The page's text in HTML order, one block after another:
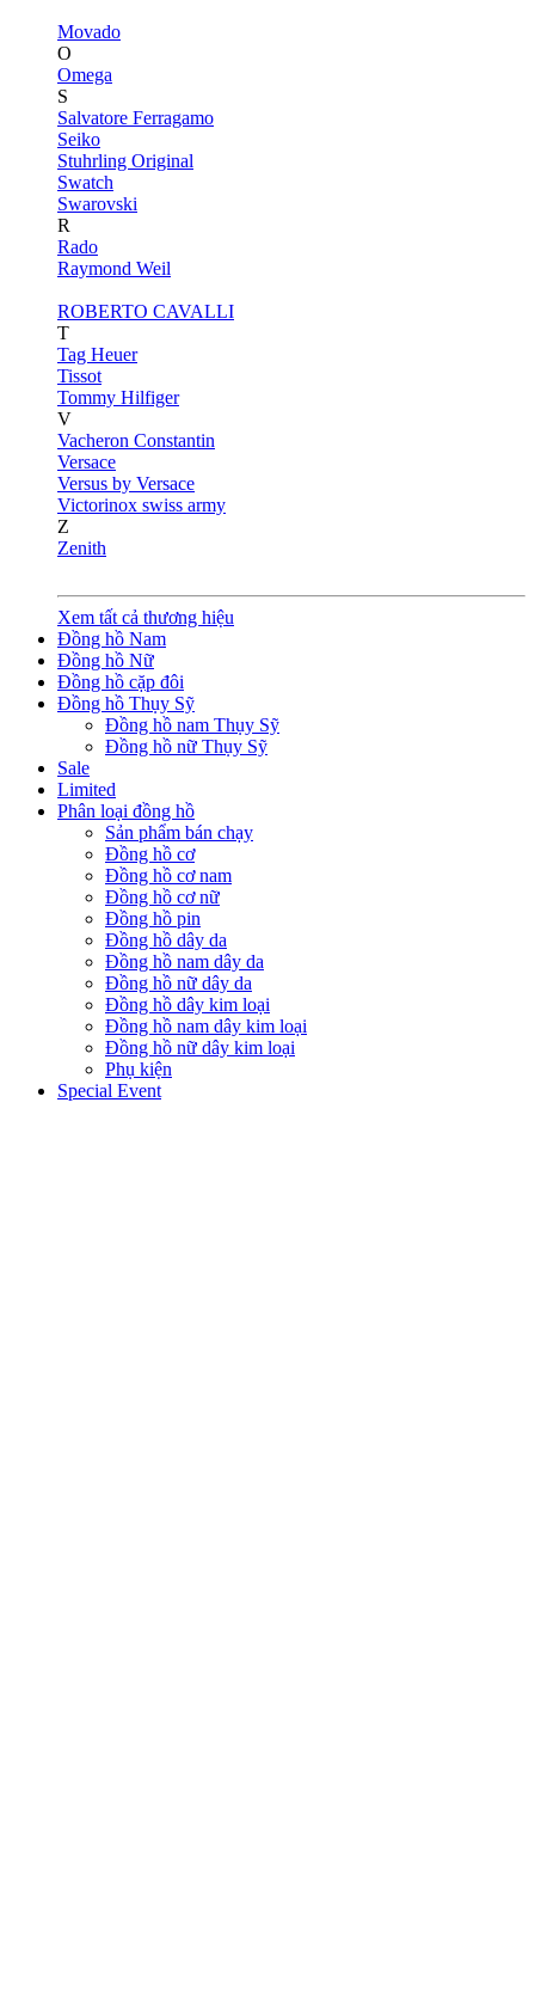
Movado
O
Omega
S
Salvatore Ferragamo
Seiko
Stuhrling Original
Swatch
Swarovski
R
Rado
Raymond Weil
ROBERTO CAVALLI
T
Tag Heuer
Tissot
Tommy Hilfiger
V
Vacheron Constantin
Versace
Versus by Versace
Victorinox swiss army
Z
Zenith
Xem tất cả thương hiệu
Đồng hồ Nam
Đồng hồ Nữ
Đồng hồ cặp đôi
Đồng hồ Thụy Sỹ
Đồng hồ nam Thụy Sỹ
Đồng hồ nữ Thụy Sỹ
Sale
Limited
Phân loại đồng hồ
Sản phẩm bán chạy
Đồng hồ cơ
Đồng hồ cơ nam
Đồng hồ cơ nữ
Đồng hồ pin
Đồng hồ dây da
Đồng hồ nam dây da
Đồng hồ nữ dây da
Đồng hồ dây kim loại
Đồng hồ nam dây kim loại
Đồng hồ nữ dây kim loại
Phụ kiện
Special Event